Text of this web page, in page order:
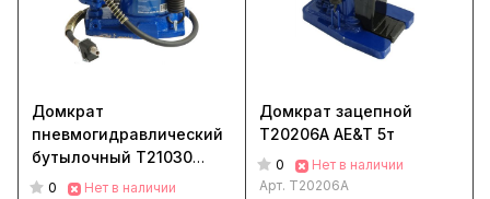
Домкрат
пневмогидравлический
бутылочный Т21030
AE&T 30т
0
Нет в наличии
Домкрат зацепной
T20206A AE&T 5т
0
Нет в наличии
Арт. T20206A